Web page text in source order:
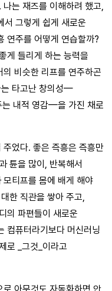
는 재즈를 이해하려 했고,
서 그렇게 쉽게 새로운
연주를 어떻게 연습할까?
게 들리게 하는 능력을
비슷한 리프를 연주하곤
는 타고난 창의성—
는 내적 영감—을 가진 채로
었다. 좋은 즉흥은 즉흥만
튠을 많이, 반복해서
티프를 몸에 배게 해야
한 직관을 쌓아 주고,
의 파편들이 새로운
컴퓨터라기보다 머신러닝
로 _그것_이라고